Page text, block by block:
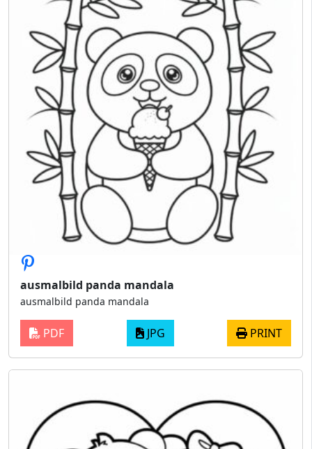
ausmalbild panda mandala
ausmalbild panda mandala
PDF JPG PRINT